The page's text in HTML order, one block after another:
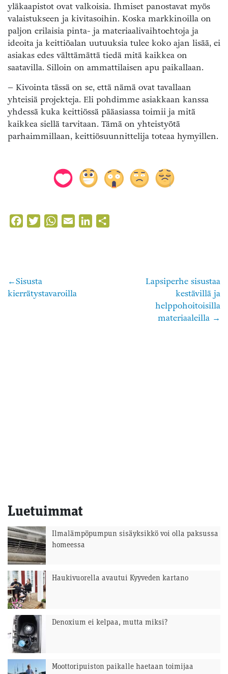
yläkaapistot ovat valkoisia. Ihmiset panostavat myös
valaistukseen ja kivitasoihin. Koska markkinoilla on
paljon erilaisia pinta- ja materiaalivaihtoehtoja ja
ideoita ja keittiöalan uutuuksia tulee koko ajan lisää, ei
asiakas edes välttämättä tiedä mitä kaikkea on
saatavilla. Silloin on ammattilaisen apu paikallaan.
– Kivointa tässä on se, että nämä ovat tavallaan
yhteisiä projekteja. Eli pohdimme asiakkaan kanssa
yhdessä kuka keittiössä pääasiassa toimii ja mitä
kaikkea siellä tarvitaan. Tämä on yhteistyötä
parhaimmillaan, keittiösuunnittelija toteaa hymyillen.
FacebookTwitterWhatsApp
Email LinkedIn
Artikkelien
Sisusta
kierrätystavaroilla
Lapsiperhe sisustaa
kestävillä ja
helppohoitoisilla
materiaaleilla
Luetuimmat
Ilmalämpöpumpun sisäyksikkö voi olla paksussa
homeessa
Haukivuorella avautui Kyyveden kartano
Denoxium ei kelpaa, mutta miksi?
Moottoripuiston paikalle haetaan toimijaa